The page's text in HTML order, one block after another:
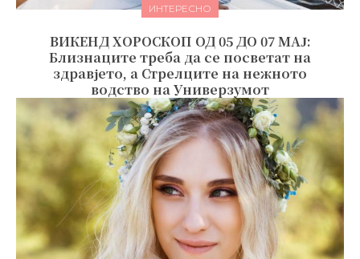
ИНТЕРЕСНО
ВИКЕНД ХОРОСКОП ОД 05 ДО 07 МАЈ:
Близнаците треба да се посветат на
здравјето, а Стрелците на нежното
водство на Универзумот